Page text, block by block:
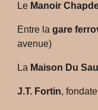
Le Manoir
Entre la gare
avenue)
La Maison Du
J.T. Fortin,